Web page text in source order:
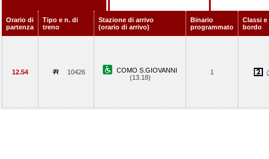
Orario di
partenza
Tipo e n. di
treno
Stazione di arrivo
(orario di arrivo)
Binario
programmato
Classi e
bordo
12.54 10426
COMO S.GIOVANNI
(13.18)
1